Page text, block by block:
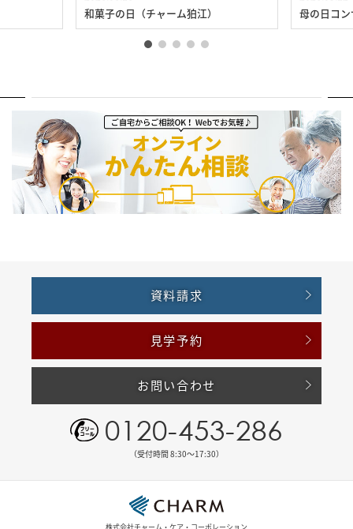
和菓子の日（チャーム狛江） 母の日コ
資料請求
見学予約
お問い合わせ
0120-453-286
（受付時間 8:30〜17:30）
株式会社チャーム・ケア・コーポレーション